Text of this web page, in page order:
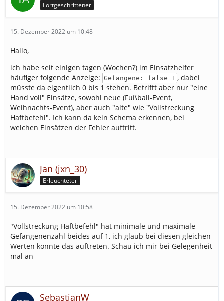
Fortgeschrittener
15. Dezember 2022 um 10:48
Hallo,
ich habe seit einigen tagen (Wochen?) im Einsatzhelfer
häufiger folgende Anzeige: Gefangene: false 1 , dabei
müsste da eigentlich 0 bis 1 stehen. Betrifft aber nur "eine
Hand voll" Einsätze, sowohl neue (Fußball-Event,
Weihnachts-Event), aber auch "alte" wie "Vollstreckung
Haftbefehl". Ich kann da kein Schema erkennen, bei
welchen Einsätzen der Fehler auftritt.
Jan (jxn_30)
Erleuchteter
15. Dezember 2022 um 10:58
"Vollstreckung Haftbefehl" hat minimale und maximale
Gefangenenzahl beides auf 1, ich glaub bei diesen gleichen
Werten könnte das auftreten. Schau ich mir bei Gelegenheit
mal an
SebastianW